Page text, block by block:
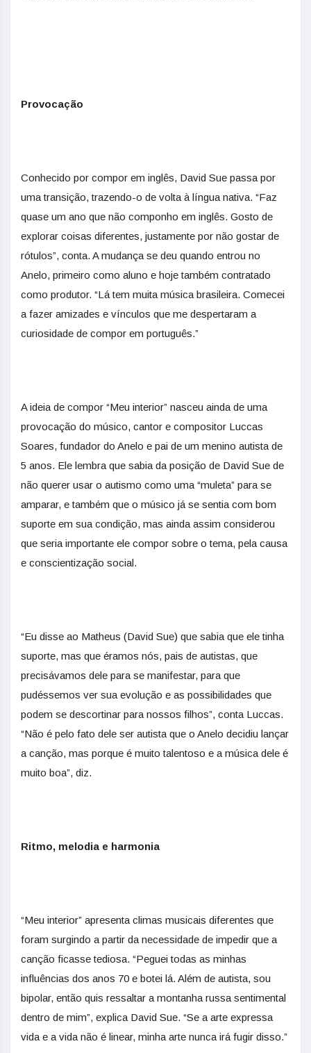
Provocação
Conhecido por compor em inglês, David Sue passa por
uma transição, trazendo-o de volta à língua nativa. “Faz
quase um ano que não componho em inglês. Gosto de
explorar coisas diferentes, justamente por não gostar de
rótulos”, conta. A mudança se deu quando entrou no
Anelo, primeiro como aluno e hoje também contratado
como produtor. “Lá tem muita música brasileira. Comecei
a fazer amizades e vínculos que me despertaram a
curiosidade de compor em português.”
A ideia de compor “Meu interior” nasceu ainda de uma
provocação do músico, cantor e compositor Luccas
Soares, fundador do Anelo e pai de um menino autista de
5 anos. Ele lembra que sabia da posição de David Sue de
não querer usar o autismo como uma “muleta” para se
amparar, e também que o músico já se sentia com bom
suporte em sua condição, mas ainda assim considerou
que seria importante ele compor sobre o tema, pela causa
e conscientização social.
“Eu disse ao Matheus (David Sue) que sabia que ele tinha
suporte, mas que éramos nós, pais de autistas, que
precisávamos dele para se manifestar, para que
pudéssemos ver sua evolução e as possibilidades que
podem se descortinar para nossos filhos”, conta Luccas.
“Não é pelo fato dele ser autista que o Anelo decidiu lançar
a canção, mas porque é muito talentoso e a música dele é
muito boa”, diz.
Ritmo, melodia e harmonia
“Meu interior” apresenta climas musicais diferentes que
foram surgindo a partir da necessidade de impedir que a
canção ficasse tediosa. “Peguei todas as minhas
influências dos anos 70 e botei lá. Além de autista, sou
bipolar, então quis ressaltar a montanha russa sentimental
dentro de mim”, explica David Sue. “Se a arte expressa
vida e a vida não é linear, minha arte nunca irá fugir disso.”